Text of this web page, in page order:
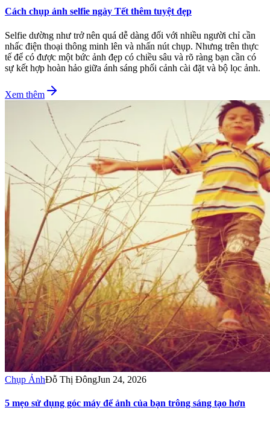
Cách chụp ảnh selfie ngày Tết thêm tuyệt đẹp
Selfie dường như trở nên quá dễ dàng đối với nhiều người chỉ cần
nhấc điện thoại thông minh lên và nhấn nút chụp. Nhưng trên thực
tế để có được một bức ảnh đẹp có chiều sâu và rõ ràng bạn cần có
sự kết hợp hoàn hảo giữa ánh sáng phối cảnh cài đặt và bộ lọc ảnh.
Xem thêm
Chụp ẢnhĐỗ Thị ĐôngJun 24, 2026
5 mẹo sử dụng góc máy để ảnh của bạn trông sáng tạo hơn